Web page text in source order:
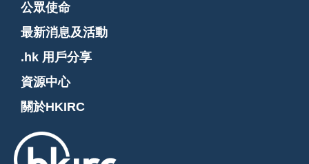
公眾使命
最新消息及活動
.hk 用戶分享
資源中心
關於HKIRC